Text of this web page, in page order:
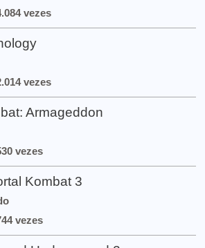
vezes
vezes
Armageddon
vezes
Kombat 3
vezes